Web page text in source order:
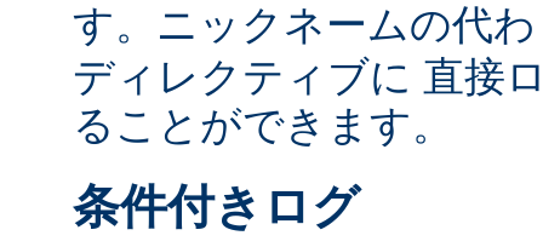
す。ニックネームの代
ディレクティブに 直接
ることができます。
条件付きログ